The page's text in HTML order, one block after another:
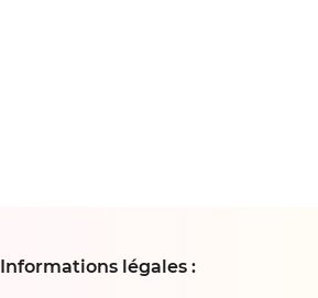
Informations légales :